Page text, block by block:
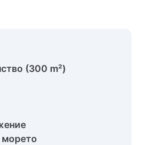
(300 m²)
морето